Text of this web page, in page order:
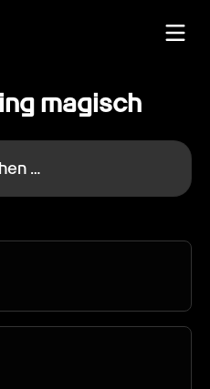
magisch